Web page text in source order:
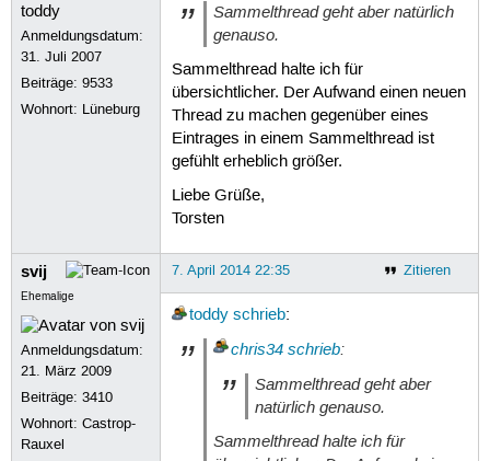
Anmeldungsdatum:
31. Juli 2007
Beiträge:9533
Wohnort: Lüneburg
Sammelthread geht aber natürlich
genauso.
Sammelthread halte ich für
übersichtlicher. Der Aufwand einen neuen
Thread zu machen gegenüber eines
Eintrages in einem Sammelthread ist
gefühlt erheblich größer.
Liebe Grüße,
Torsten
svij
Ehemalige
Anmeldungsdatum:
21. März 2009
Beiträge:3410
Wohnort: Castrop-
Rauxel
Zitieren
7. April 2014 22:35
toddy schrieb:
chris34 schrieb:
Sammelthread geht aber
natürlich genauso.
Sammelthread halte ich für